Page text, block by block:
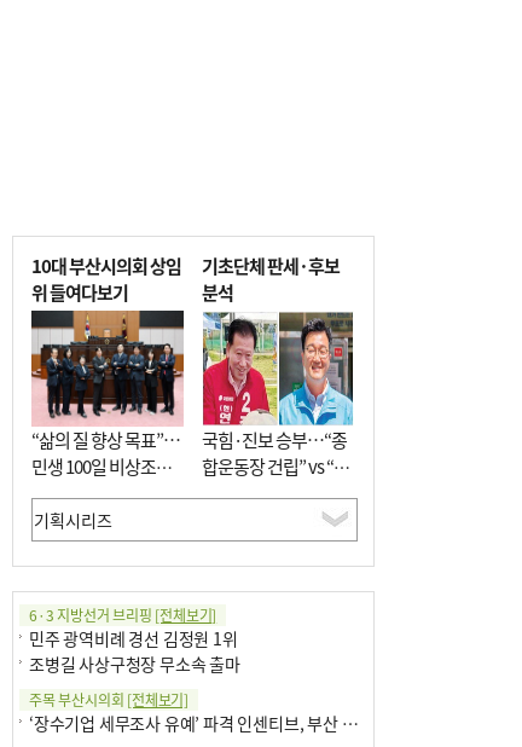
10대 부산시의회 상임
위 들여다보기
“삶의 질 향상 목표”…
민생 100일 비상조치
면밀 심사
기초단체 판세·후보
분석
국힘·진보 승부…“종
합운동장 건립” vs “출
근 공공버스 도입”
6·3 지방선거 브리핑 [전체보기]
민주 광역비례 경선 김정원 1위
조병길 사상구청장 무소속 출마
주목 부산시의회 [전체보기]
‘장수기업 세무조사 유예’ 파격 인센티브, 부산 유출 막을까